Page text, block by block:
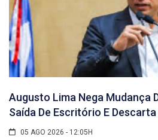
Augusto Lima Nega Mudança
Saída De Escritório E
05 AGO 2026 - 12:05H